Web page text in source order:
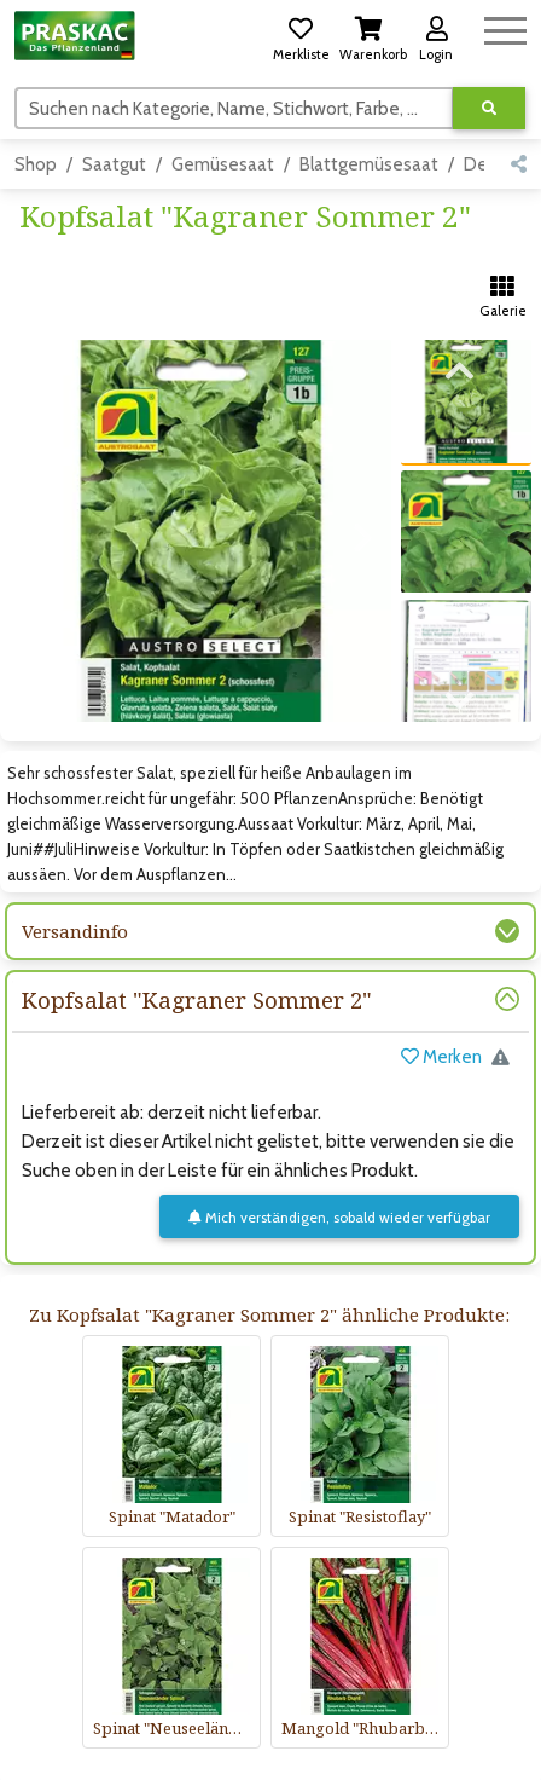
Merkliste Warenkorb Login
Suchen nach Kategorie, Name, Stichwort, Farbe, usw.
Shop Saatgut Gemüsesaat Blattgemüsesaat Detail
Kopfsalat "Kagraner Sommer 2"
Galerie
Zum vorigen Bild Zum nächsten Bild
Zum vorigen Bild
Zum nächsten Bild
Sehr schossfester Salat, speziell für heiße Anbaulagen im
Hochsommer.reicht für ungefähr: 500 PflanzenAnsprüche: Benötigt
gleichmäßige Wasserversorgung.Aussaat Vorkultur: März, April, Mai,
Juni##JuliHinweise Vorkultur: In Töpfen oder Saatkistchen gleichmäßig
aussäen. Vor dem Auspflanzen…
Versandinfo
Kopfsalat "Kagraner Sommer 2"
Merken
Lieferbereit ab: derzeit nicht lieferbar.
Derzeit ist dieser Artikel nicht gelistet, bitte verwenden sie die
Suche oben in der Leiste für ein ähnliches Produkt.
Mich verständigen, sobald wieder verfügbar
Zu Kopfsalat "Kagraner Sommer 2" ähnliche Produkte:
Spinat "Matador" Spinat "Resistoflay"
Spinat "Neuseeländer Spinat" Mangold "Rhubarb Chard"